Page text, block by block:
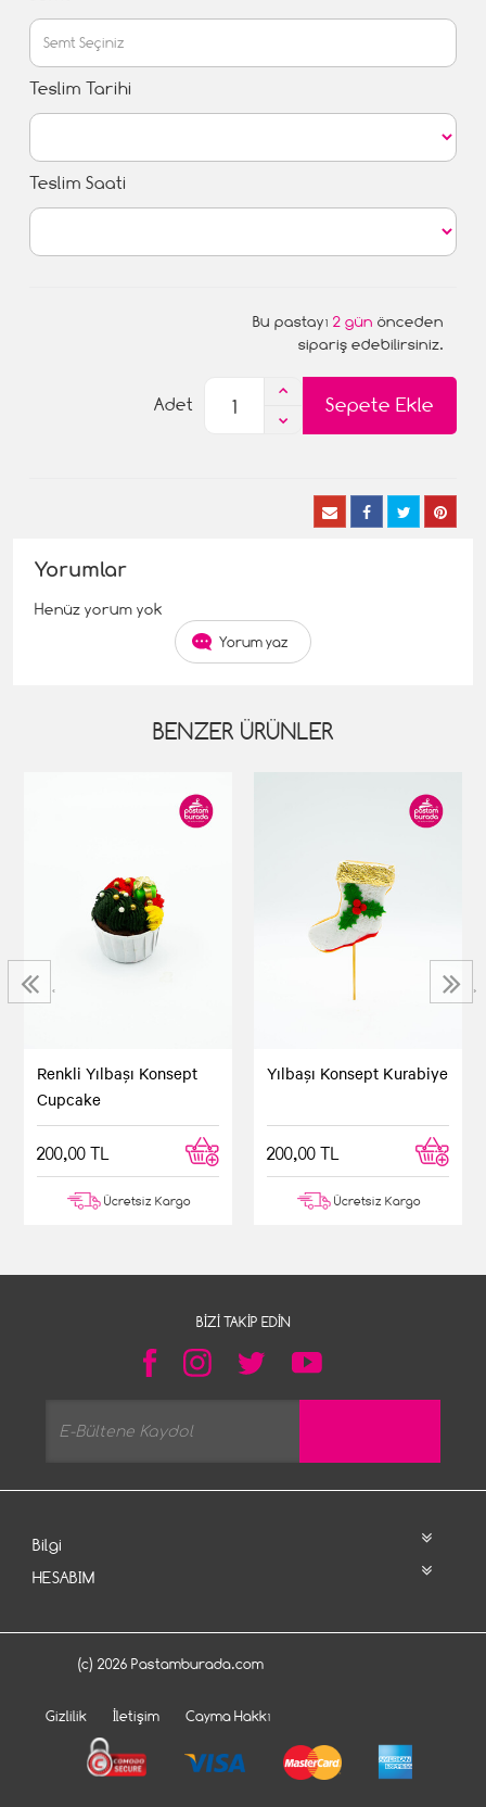
Teslim Tarihi
Teslim Saati
Bu pastayı 2 gün önceden
sipariş edebilirsiniz.
Sepete Ekle
Adet
Yorumlar
Henüz yorum yok
Yorum yaz
BENZER ÜRÜNLER
Renkli Yılbaşı Konsept
Cupcake
200,00 TL
Ücretsiz Kargo
Yılbaşı Konsept Kurabiye
200,00 TL
Ücretsiz Kargo
‹ ›
BIZI TAKIP EDIN
Bilgi
HESABIM
(c) 2026 Pastamburada.com
Gizlilik İletişim Cayma Hakkı